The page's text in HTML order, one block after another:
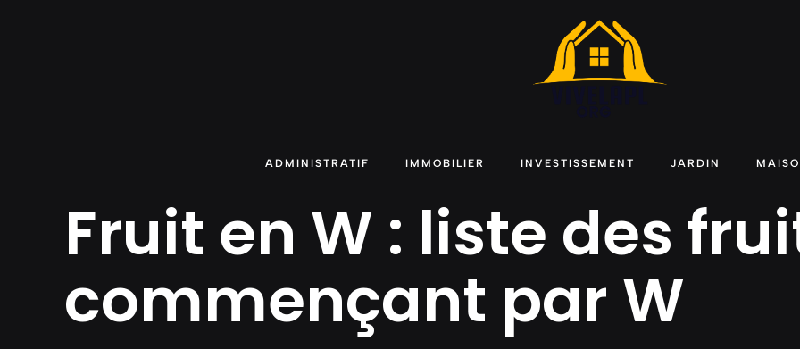
ADMINISTRATIF IMMOBILIER INVESTISSEMENT JARDIN
Fruit en W : liste des
commençant par W